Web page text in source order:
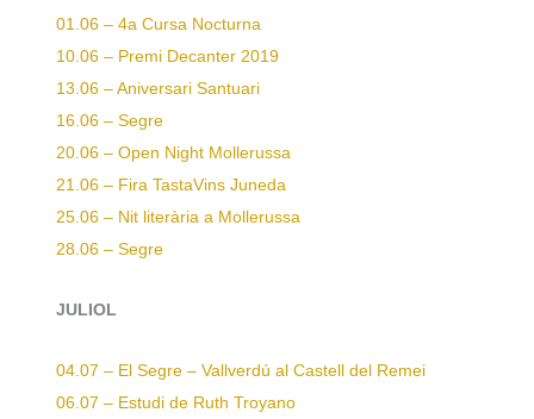
01.06 – 4a Cursa Nocturna
10.06 – Premi Decanter 2019
13.06 – Aniversari Santuari
16.06 – Segre
20.06 – Open Night Mollerussa
21.06 – Fira TastaVins Juneda
25.06 – Nit literària a Mollerussa
28.06 – Segre
JULIOL
04.07 – El Segre – Vallverdú al Castell del Remei
06.07 – Estudi de Ruth Troyano